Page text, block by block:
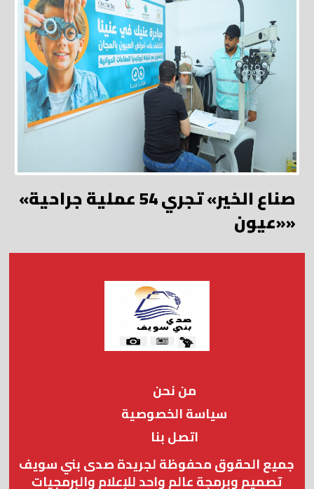
«صناع الخير» تجري 54 عملية جراحية
«عيون»
من نحن
سياسة الخصوصية
اتصل بنا
جميع الحقوق محفوظة لجريدة صدى بني سويف
تصميم وبرمجة عالم واحد للإعلام والبرمجيات